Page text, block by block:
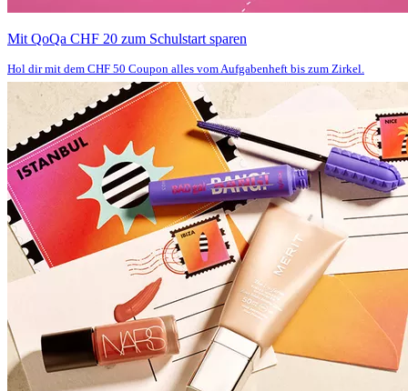
Mit QoQa CHF 20 zum Schulstart sparen
Hol dir mit dem CHF 50 Coupon alles vom Aufgabenheft bis zum Zirkel.